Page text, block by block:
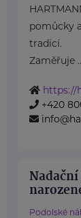
pomůcky
tradicí.
Zaměřuje
https://
+420
Podolské